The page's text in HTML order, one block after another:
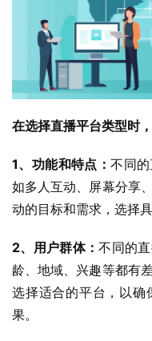
在选择直播平台类型时
1、功能和特点：不同
如多人互动、屏幕分享
动的目标和需求，选择
2、用户群体：不同的
龄、地域、兴趣等都有
选择适合的平台，以确
果。